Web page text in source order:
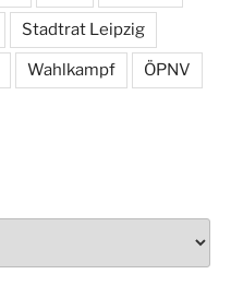
Stadtrat Leipzig
Wahlkampf ÖPNV